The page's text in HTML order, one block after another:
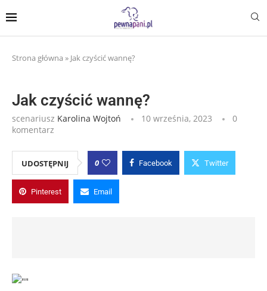
Strona główna » Jak czyścić wannę?
Jak czyścić wannę?
scenariusz Karolina Wojtoń 10 września, 2023
0
komentarz
UDOSTĘPNIJ 0 Facebook Twitter
Pinterest Email